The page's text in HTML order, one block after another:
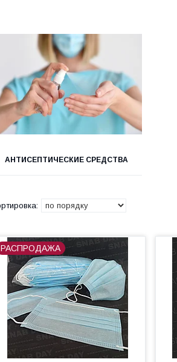
АНТИСЕПТИЧЕСКИЕ СРЕДСТВА
РАСПРОДАЖА